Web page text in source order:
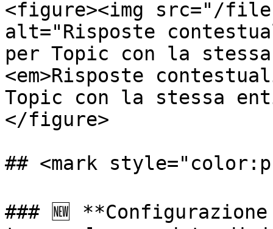
<figure><img src="/files/
alt="Risposte
per Topic con la
<em>Risposte
Topic con la stessa
</figure>
## <mark
### 🆕